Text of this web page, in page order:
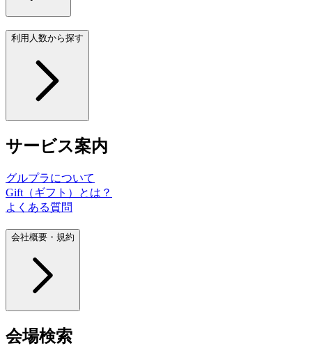
利用人数から探す
サービス案内
グルプラについて
Gift（ギフト）とは？
よくある質問
会社概要・規約
会場検索